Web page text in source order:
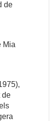
de
Mia
de